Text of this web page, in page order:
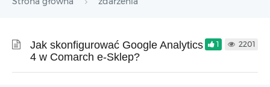
Jak skonfigurować Google Analytics
4 w Comarch e-Sklep?
1 2201